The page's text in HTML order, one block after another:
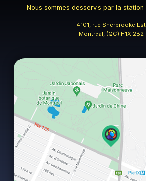
Nous sommes desservis par la station
4101, rue Sherbrooke Est
Montréal, (QC) H1X 2B2